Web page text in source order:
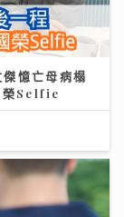
憶亡母病榻
榮Selfie